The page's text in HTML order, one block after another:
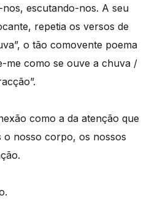
escutando-nos. A seu
repetia os versos de
o tão comovente poema
me como se ouve a chuva /
como a da atenção que
o nosso corpo, os nossos